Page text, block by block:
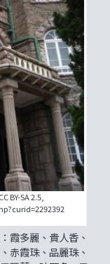
BY-SA 2.5,
霞多麗、貴人香、
赤霞珠、品麗珠、